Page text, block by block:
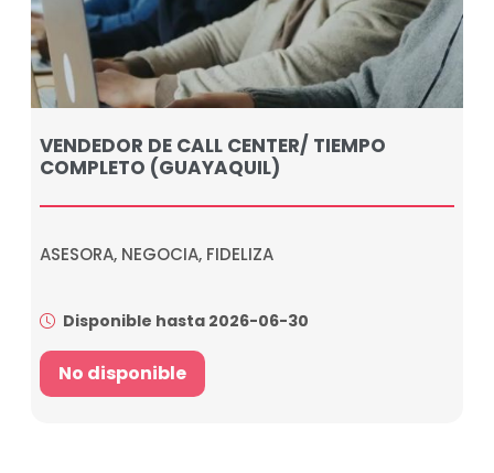
VENDEDOR DE CALL CENTER/ TIEMPO
COMPLETO (GUAYAQUIL)
ASESORA, NEGOCIA, FIDELIZA
Disponible hasta 2026-06-30
No disponible